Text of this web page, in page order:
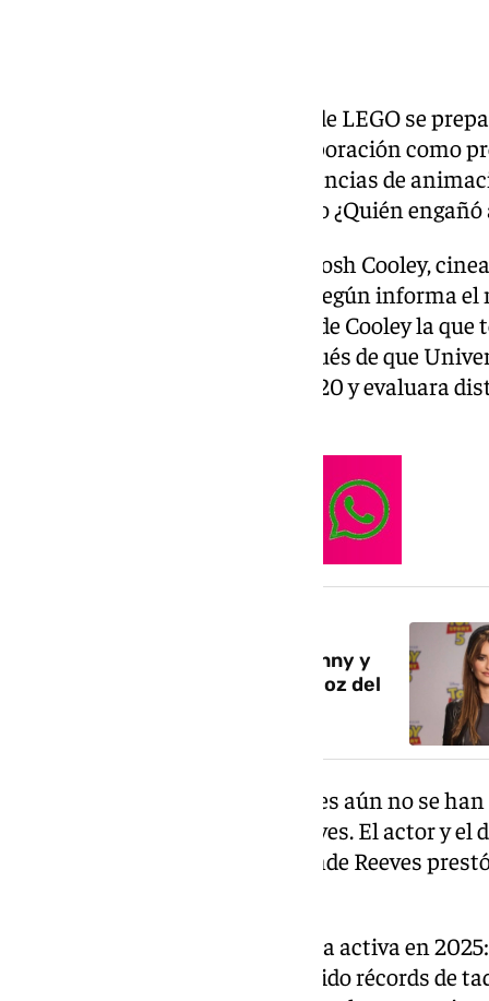
La franquicia cinematográfica de LEGO se
Keanu Reeves negocia su incorporación como
de la saga, que combinará secuencias de
hueso, al estilo de clásicos como ¿Quién
El proyecto estará dirigido por Josh Cooley,
su haber gracias a Toy Story 4. Según informa
fue precisamente la propuesta de Cooley la
para sumarse al proyecto, después de que
derechos de la franquicia en 2020 y evaluara
Penélope Cruz se une a Bad Bunny y
Bizarrap en Toy Story 5 con la voz del
La trama del filme, cuyos detalles aún no se
personaje que interpretará Reeves. El actor y
previamente en Toy Story 4, donde Reeves
Su relación profesional continúa activa en
Toy Story 5, cuya estreno ha batido récords de